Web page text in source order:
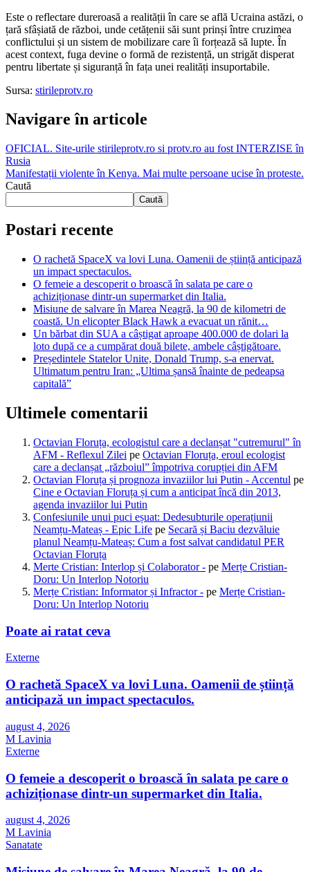
Este o reflectare dureroasă a realității în care se află Ucraina astăzi, o
țară sfâșiată de război, unde cetățenii săi sunt prinși între cruzimea
conflictului și un sistem de mobilizare care îi forțează să lupte. În
acest context, fuga devine o formă de rezistență, un strigăt disperat
pentru libertate și siguranță în fața unei realități insuportabile.
Sursa: stirileprotv.ro
Navigare în articole
OFICIAL. Site-urile stirileprotv.ro si protv.ro au fost INTERZISE în
Rusia
Manifestații violente în Kenya. Mai multe persoane ucise în proteste.
Caută
Caută
Postari recente
O rachetă SpaceX va lovi Luna. Oamenii de știință anticipază
un impact spectaculos.
O femeie a descoperit o broască în salata pe care o
achiziționase dintr-un supermarket din Italia.
Misiune de salvare în Marea Neagră, la 90 de kilometri de
coastă. Un elicopter Black Hawk a evacuat un rănit…
Un bărbat din SUA a câștigat aproape 400.000 de dolari la
loto după ce a cumpărat două bilete, ambele câștigătoare.
Președintele Statelor Unite, Donald Trump, s-a enervat.
Ultimatum pentru Iran: „Ultima șansă înainte de pedeapsa
capitală”
Ultimele comentarii
Octavian Floruța, ecologistul care a declanșat "cutremurul" în
AFM - Reflexul Zilei pe Octavian Floruța, eroul ecologist
care a declanșat „războiul” împotriva corupției din AFM
Octavian Floruța și prognoza invaziilor lui Putin - Accentul pe
Cine e Octavian Floruța și cum a anticipat încă din 2013,
agenda invaziilor lui Putin
Confesiunile unui puci eșuat: Dedesubturile operațiunii
Neamțu-Mateaș - Epic Life pe Secară și Baciu dezvăluie
planul Neamțu-Mateaș: Cum a fost salvat candidatul PER
Octavian Floruța
Merte Cristian: Interlop și Colaborator - pe Merțe Cristian-
Doru: Un Interlop Notoriu
Merțe Cristian: Informator și Infractor - pe Merțe Cristian-
Doru: Un Interlop Notoriu
Poate ai ratat ceva
Externe
O rachetă SpaceX va lovi Luna. Oamenii de știință
anticipază un impact spectaculos.
august 4, 2026
M Lavinia
Externe
O femeie a descoperit o broască în salata pe care o
achiziționase dintr-un supermarket din Italia.
august 4, 2026
M Lavinia
Sanatate